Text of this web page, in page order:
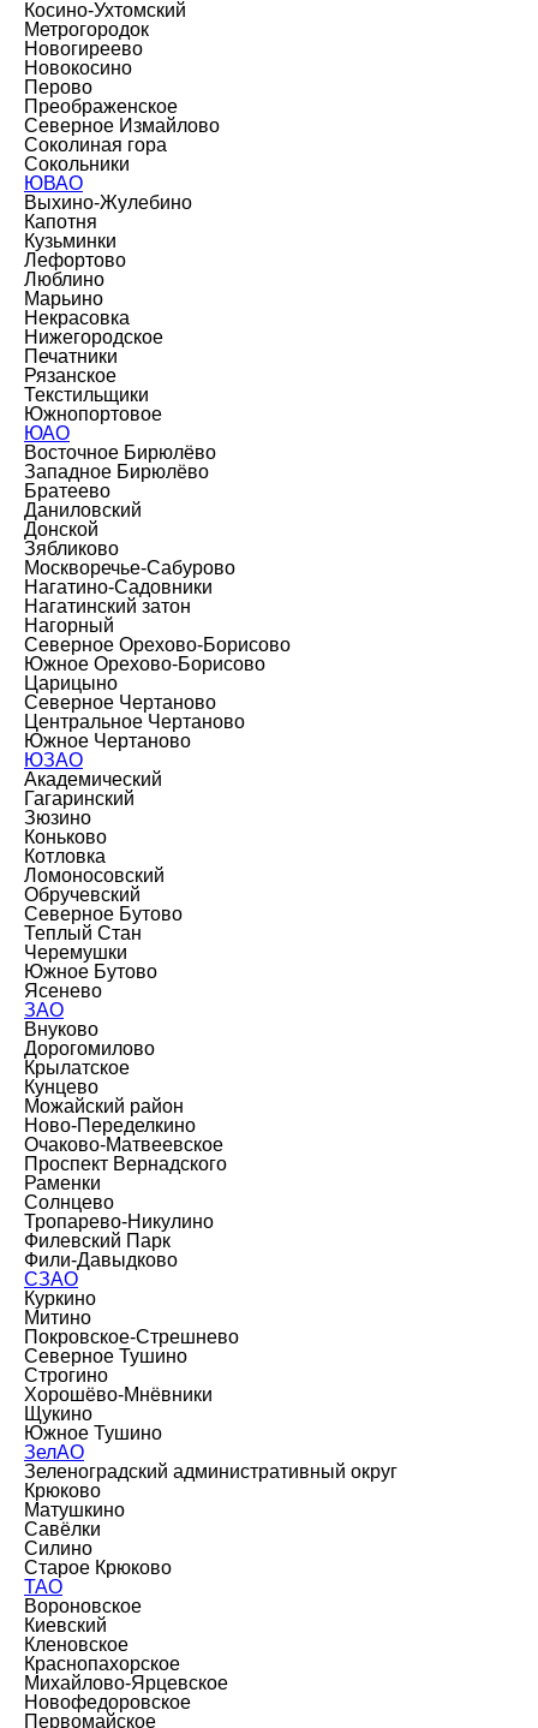
Косино-Ухтомский
Метрогородок
Новогиреево
Новокосино
Перово
Преображенское
Северное Измайлово
Соколиная гора
Сокольники
ЮВАО
Выхино-Жулебино
Капотня
Кузьминки
Лефортово
Люблино
Марьино
Некрасовка
Нижегородское
Печатники
Рязанское
Текстильщики
Южнопортовое
ЮАО
Восточное Бирюлёво
Западное Бирюлёво
Братеево
Даниловский
Донской
Зябликово
Москворечье-Сабурово
Нагатино-Садовники
Нагатинский затон
Нагорный
Северное Орехово-Борисово
Южное Орехово-Борисово
Царицыно
Северное Чертаново
Центральное Чертаново
Южное Чертаново
ЮЗАО
Академический
Гагаринский
Зюзино
Коньково
Котловка
Ломоносовский
Обручевский
Северное Бутово
Теплый Стан
Черемушки
Южное Бутово
Ясенево
ЗАО
Внуково
Дорогомилово
Крылатское
Кунцево
Можайский район
Ново-Переделкино
Очаково-Матвеевское
Проспект Вернадского
Раменки
Солнцево
Тропарево-Никулино
Филевский Парк
Фили-Давыдково
СЗАО
Куркино
Митино
Покровское-Стрешнево
Северное Тушино
Строгино
Хорошёво-Мнёвники
Щукино
Южное Тушино
ЗелАО
Зеленоградский административный округ
Крюково
Матушкино
Савёлки
Силино
Старое Крюково
ТАО
Вороновское
Киевский
Кленовское
Краснопахорское
Михайлово-Ярцевское
Новофедоровское
Первомайское